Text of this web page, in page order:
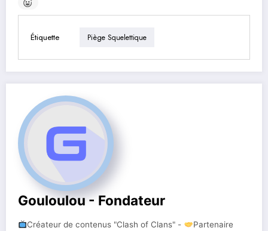
Étiquette Piège Squelettique
Gouloulou - Fondateur
Créateur de contenus "Clash of Clans" -
Partenaire